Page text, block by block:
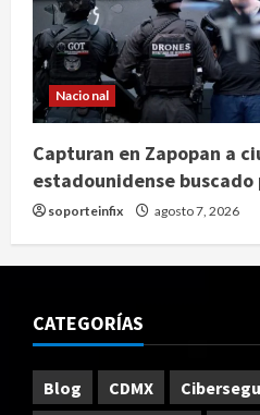
Nacional
Capturan en Zapopan a
estadounidense
soporteinfix agosto 7, 2026
CATEGORÍAS
Blog CDMX